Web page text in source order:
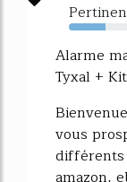
59%
Alarme
Tyxal +
vous
différents